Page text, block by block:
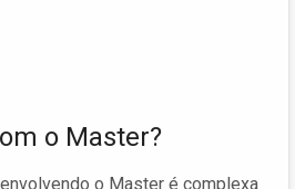
o Master?
o Master é complexa